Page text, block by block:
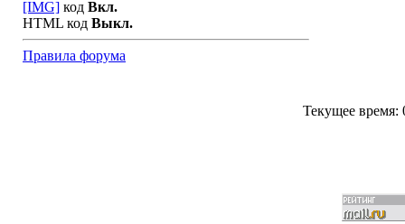
[IMG] код Вкл.
HTML код Выкл.
Правила форума
Текущее время: